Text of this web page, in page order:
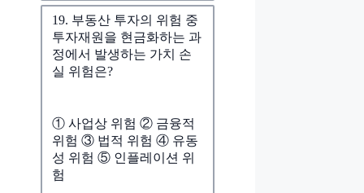
19. 부동산 투자의 위험 중
투자재원을 현금화하는 과
정에서 발생하는 가치 손
실 위험은?
① 사업상 위험 ② 금융적
위험 ③ 법적 위험 ④ 유동
성 위험 ⑤ 인플레이션 위
험